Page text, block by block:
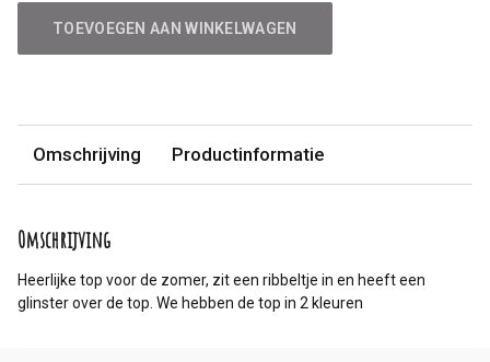
TOEVOEGEN AAN WINKELWAGEN
Omschrijving Productinformatie
Omschrijving
Heerlijke top voor de zomer, zit een ribbeltje in en heeft een
glinster over de top. We hebben de top in 2 kleuren